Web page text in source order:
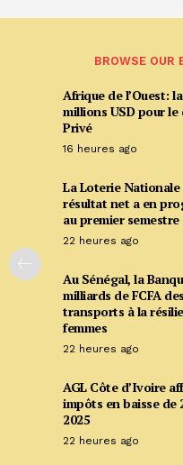
BROWSE OUR
Afrique de l’Ouest:
millions USD pour
Privé
16 heures ago
La Loterie
résultat net a en
au premier semestre
22 heures ago
Au Sénégal, la
milliards de FCFA
transports à la
femmes
22 heures ago
AGL Côte d’Ivoire
impôts en baisse de
2025
22 heures ago